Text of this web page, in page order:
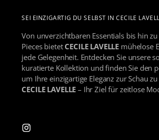
SEI EINZIGARTIG DU SELBST IN CECILE
Von unverzichtbaren Essentials bis hin
Pieces bietet CECILE LAVELLE mühelose
jede Gelegenheit. Entdecken Sie unsere
kuratierte Kollektion und finden Sie den
um Ihre einzigartige Eleganz zur Schau
CECILE LAVELLE– Ihr Ziel für zeitlose